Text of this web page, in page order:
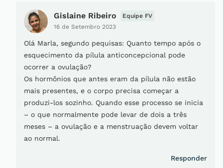
Gislaine Ribeiro
16 de Setembro 2023
Equipe FV
Olá Marla, segundo pequisas: Quanto tempo após o
esquecimento da pílula anticoncepcional pode
ocorrer a ovulação?
Os hormônios que antes eram da pílula não estão
mais presentes, e o corpo precisa começar a
produzi-los sozinho. Quando esse processo se inicia
– o que normalmente pode levar de dois a três
meses – a ovulação e a menstruação devem voltar
ao normal.
Responder